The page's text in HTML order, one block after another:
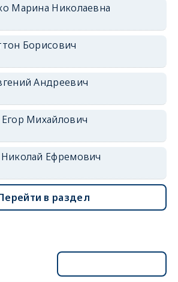
Марина Николаевна
Борисович
Андреевич
Михайлович
Ефремович
в раздел